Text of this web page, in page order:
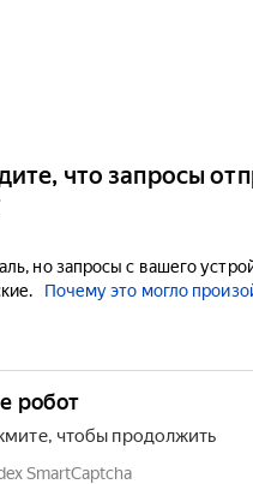
что запросы
но запросы с вашего
Почему это могло
робот
чтобы продолжить
SmartCaptcha